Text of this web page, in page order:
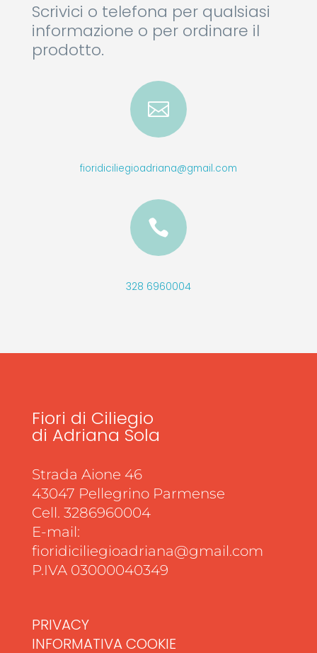
Scrivici o telefona per qualsiasi
informazione o per ordinare il
prodotto.

fioridiciliegioadriana@gmail.com

328 6960004
Fiori di Ciliegio
di Adriana Sola
Strada Aione 46
43047 Pellegrino Parmense
Cell. 3286960004
E-mail:
fioridiciliegioadriana@gmail.com
P.IVA 03000040349
PRIVACY
INFORMATIVA COOKIE